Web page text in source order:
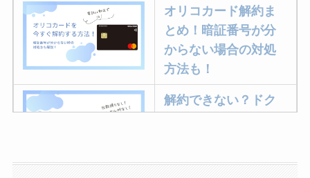
解約できない？バロニー
を電話から解約する方法
オリコカード解約ま
とめ！暗証番号が分
からない場合の対処
方法も！
解約できない？ドク